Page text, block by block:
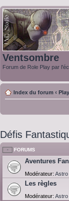
Ventsombre
Forum de Role Play par
Index du forum ‹
Défis
FORUMS
Aventures
Modérateur: Astro
Les règles
Modérateur: Astro